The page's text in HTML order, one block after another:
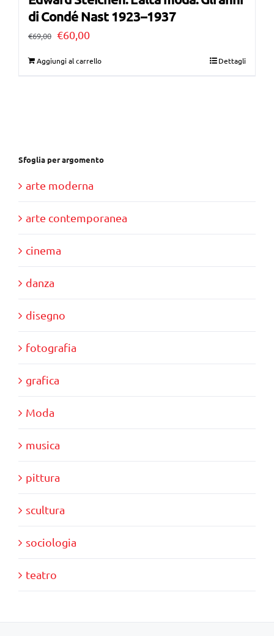
di Condé Nast 1923–1937
€69,00 Il
€60,00Il
Aggiungi al carrello Dettagli
Sfoglia per argomento
arte moderna
arte contemporanea
cinema
danza
disegno
fotografia
grafica
Moda
musica
pittura
scultura
sociologia
teatro